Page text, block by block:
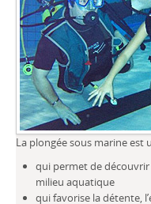
La plongée sous marine est
qui permet de découvrir
milieu aquatique
qui favorise la détente,